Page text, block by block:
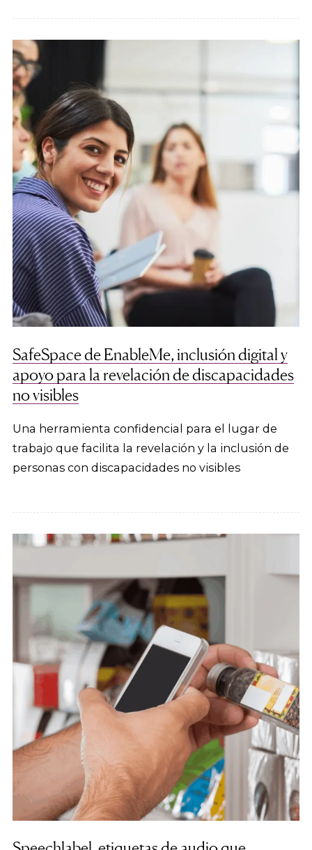
SafeSpace de EnableMe, inclusión digital y
apoyo para la revelación de discapacidades
no visibles
Una herramienta confidencial para el lugar de
trabajo que facilita la revelación y la inclusión de
personas con discapacidades no visibles